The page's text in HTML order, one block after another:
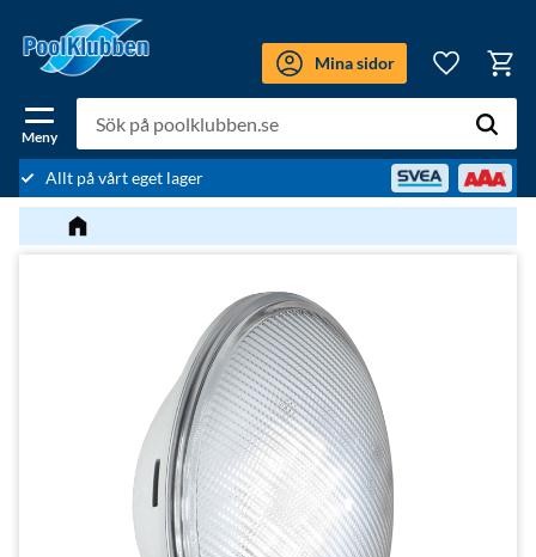
Meny
Mina sidor
Favoriter
Allt på vårt eget lager